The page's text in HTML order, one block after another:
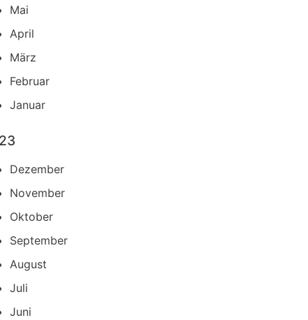
Mai
April
März
Februar
Januar
Dezember
November
Oktober
September
August
Juli
Juni